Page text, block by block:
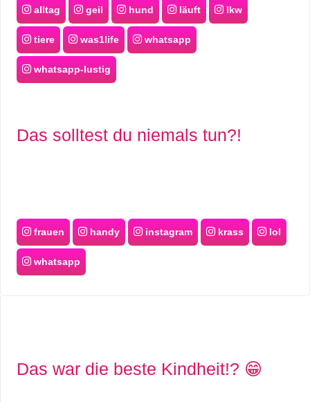
alltag geil hund läuft lkw
tiere was1life whatsapp
whatsapp-lustig
Das solltest du niemals tun?!
frauen handy instagram krass lol
whatsapp
Das war die beste Kindheit!? 😁